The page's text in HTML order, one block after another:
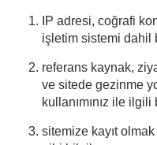
IP adresi, coğrafi
işletim sistemi dahil
referans kaynak,
ve sitede gezinme
kullanımınız ile
sitemize kayıt